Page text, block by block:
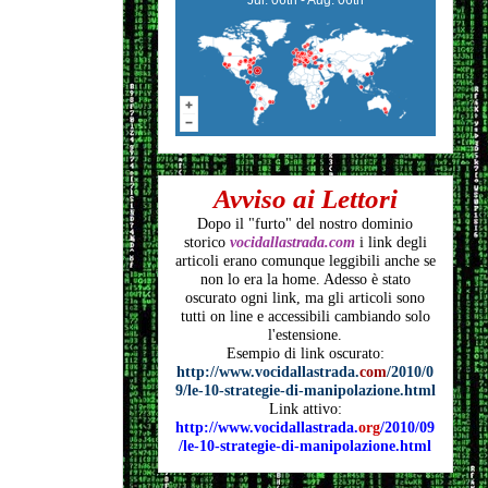
Avviso ai Lettori
Dopo il "furto" del nostro dominio
storico vocidallastrada.comi link degli
articoli erano comunque leggibili anche se
non lo era la home. Adesso è stato
oscurato ogni link, ma gli articoli sono
tutti on line e accessibili cambiando solo
l'estensione.
Esempio di link oscurato:
http://www.vocidallastrada.com/2010/0
9/le-10-strategie-di-manipolazione.html
Link attivo:
http://www.vocidallastrada.org/2010/09
/le-10-strategie-di-manipolazione.html